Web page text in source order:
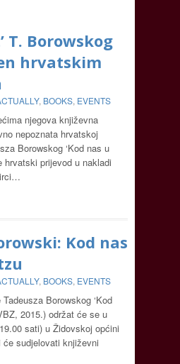
T. Borowskog
hrvatskim
, BOOKS, EVENTS
njegova književna
nepoznata hrvatskoj
Borowskog ‘Kod nas u
hrvatski prijevod u nakladi
Kod nas
, BOOKS, EVENTS
Borowskog ‘Kod
2015.) održat će se u
sati) u Židovskoj općini
će sudjelovati književni